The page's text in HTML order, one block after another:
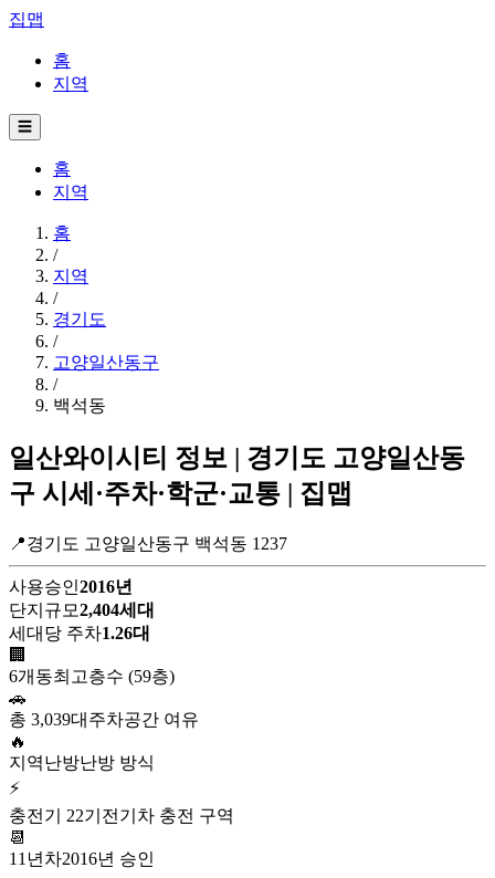
집맵
홈
지역
☰
홈
지역
홈
/
지역
/
경기도
/
고양일산동구
/
백석동
일산와이시티 정보 | 경기도 고양일산동
구 시세·주차·학군·교통 | 집맵
📍경기도 고양일산동구 백석동 1237
사용승인2016년
단지규모2,404세대
세대당 주차1.26대
🏢
6개동최고층수 (59층)
🚗
총 3,039대 주차공간 여유
🔥
지역난방난방 방식
⚡
충전기 22기 전기차 충전 구역
📆
11년차2016년 승인